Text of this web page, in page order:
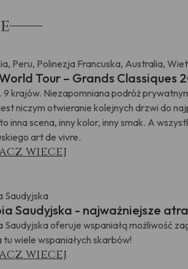
Peru, Polinezja Francuska, Australia,
Tour – Grands Classiques
9 krajów. Niezapomniana podróż
niczym otwieranie kolejnych drzwi do
inna scena, inny kolor, inny smak. A
art de vivre.
wiecej
Saudyjska
Saudyjska - najważniejsze
Saudyjska oferuje wspaniałą możliwość
tu wiele wspaniałych skarbów!
wiecej